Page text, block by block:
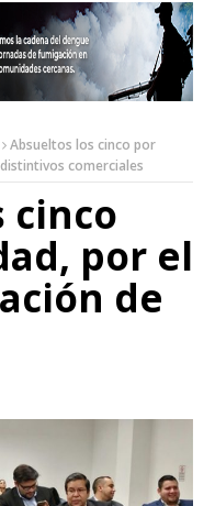
Absueltos los cinco por
comerciales
cinco
por el
de